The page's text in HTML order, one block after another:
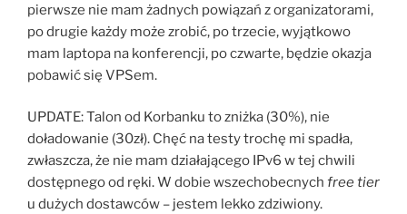
pierwsze nie mam żadnych powiązań z organizatorami,
po drugie każdy może zrobić, po trzecie, wyjątkowo
mam laptopa na konferencji, po czwarte, będzie okazja
pobawić się VPSem.
UPDATE: Talon od Korbanku to zniżka (30%), nie
doładowanie (30zł). Chęć na testy trochę mi spadła,
zwłaszcza, że nie mam działającego IPv6 w tej chwili
dostępnego od ręki. W dobie wszechobecnych free tier
u dużych dostawców – jestem lekko zdziwiony.